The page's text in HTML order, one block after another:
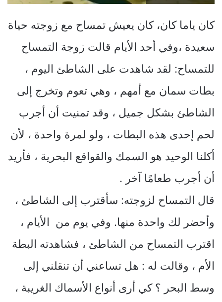
كان ياما كان، كان يعيش تمساح مع زوجته حياة
سعيدة ،وفي أحد الأيام قالت زوجة التمساح
للتمساح: لقد شاهدت على الشاطئ اليوم ،
بطات سمان مع أمهم ، وهي تعوم وتخرج إلى
الشاطئ بشكل جميل ، وقد تمنيت أن أجرب
لحم إحدى هذه البطات ، ولو لمرة واحدة ، لأن
أكلنا الوحيد هو السمك والقواقع البحرية ، فأريد
أن أجرب طعامًا آخر .
قال التمساح لزوجته: سأقترب إلى الشاطئ ،
وأحضر لك واحدة منها. وفي يوم من الأيام ،
اقترب التمساح من الشاطئ ، فشاهدته البطة
الأم ، وقالت له : هل تساعني أن تنقلني إلى
وسط البحر ؟ كي أرى أنواع الأسماك الغريبة ،